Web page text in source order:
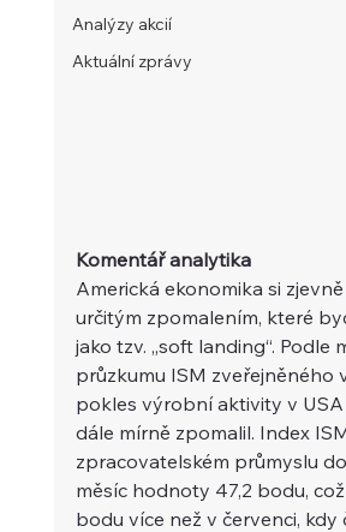
Analýzy akcií
Aktuální zprávy
Komentář analytika
Americká ekonomika si
určitým zpomalením, které
jako tzv. „soft landing“. Podle
průzkumu ISM zveřejněného
pokles výrobní aktivity v
dále mírně zpomalil. Index
zpracovatelském průmyslu
měsíc hodnoty 47,2 bodu,
bodu více než v červenci, kdy